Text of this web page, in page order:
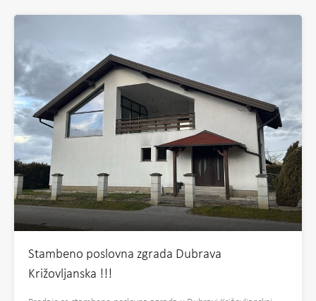
Stambeno poslovna zgrada Dubrava
Križovljanska !!!